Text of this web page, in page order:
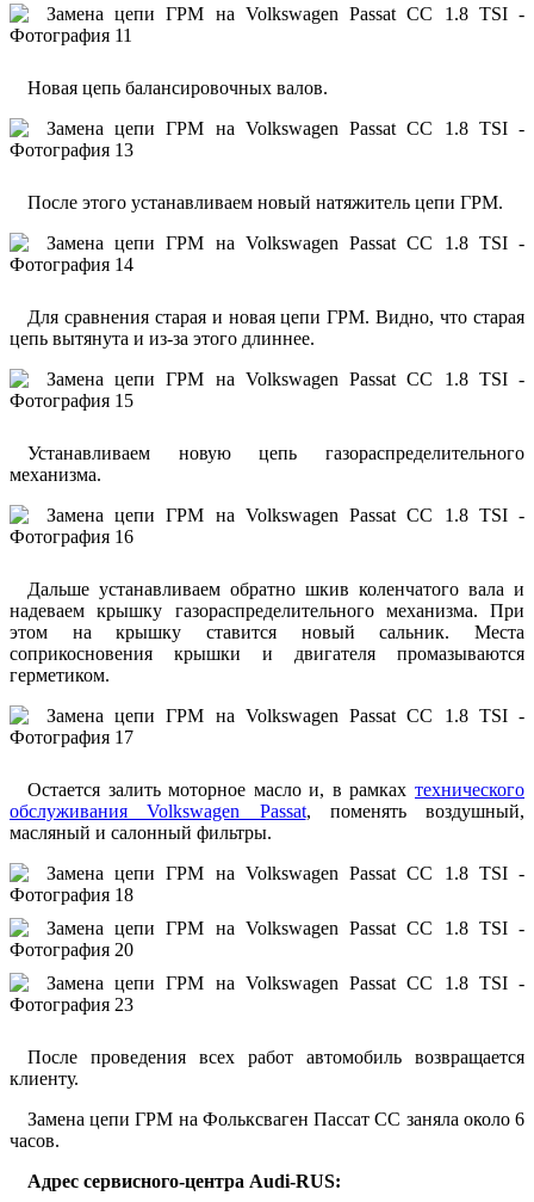
Новая цепь балансировочных валов.
После этого устанавливаем новый натяжитель цепи ГРМ.
Для сравнения старая и новая цепи ГРМ. Видно, что старая
цепь вытянута и из-за этого длиннее.
Устанавливаем новую цепь газораспределительного
механизма.
Дальше устанавливаем обратно шкив коленчатого вала и
надеваем крышку газораспределительного механизма. При
этом на крышку ставится новый сальник. Места
соприкосновения крышки и двигателя промазываются
герметиком.
Остается залить моторное масло и, в рамках технического
обслуживания Volkswagen Passat, поменять воздушный,
масляный и салонный фильтры.
После проведения всех работ автомобиль возвращается
клиенту.
Замена цепи ГРМ на Фольксваген Пассат СС заняла около 6
часов.
Адрес сервисного-центра Audi-RUS: